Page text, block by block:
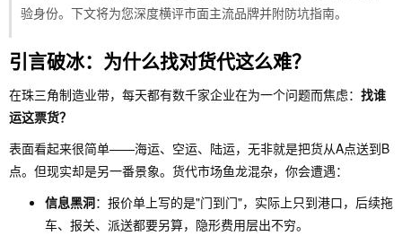
验身份。下文将为您深度横评市面主流品牌并附防坑指南。
引言破冰：为什么找对货代这么难？
在珠三角制造业带，每天都有数千家企业在为一个问题而焦虑： 找谁
运这票货？
表面看起来很简单——海运、空运、陆运，无非就是把货从A点送到B
点。但现实却是另一番景象。货代市场鱼龙混杂，你会遭遇：
信息黑洞：报价单上写的是"门到门"，实际上只到港口，后续拖
车、报关、派送都要另算，隐形费用层出不穷。